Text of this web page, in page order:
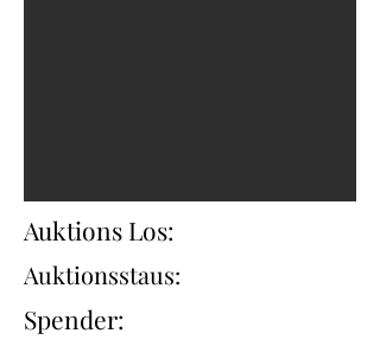
Auktions Los:
Auktionsstaus:
Spender: